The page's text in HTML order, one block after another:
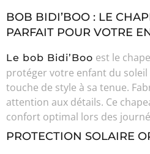
BOB BIDI’BOO : LE
PARFAIT POUR VOTRE
Le bob Bidi’Boo est le
protéger votre enfant du
touche de style à sa tenue.
attention aux détails. Ce
confort optimal lors des
PROTECTION SOLAIRE